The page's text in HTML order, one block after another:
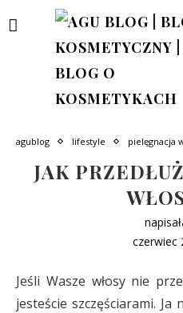
agublog lifestyle pielęgnacja
JAK
czerwiec
Jeśli Wasze włosy nie
jesteście szczęściarami.